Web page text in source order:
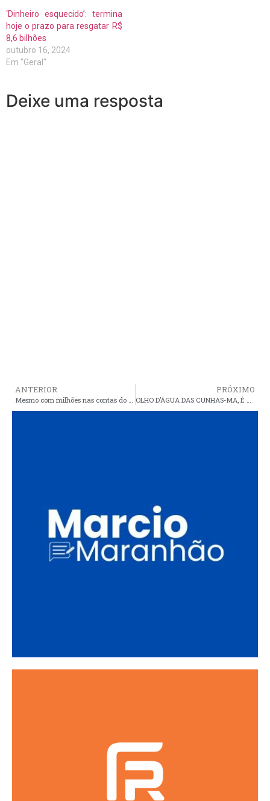
‘Dinheiro esquecido’: termina
hoje o prazo para resgatar R$
8,6 bilhões
outubro 16, 2024
Em "Geral"
Deixe uma resposta
ANTERIOR PRÓXIMO